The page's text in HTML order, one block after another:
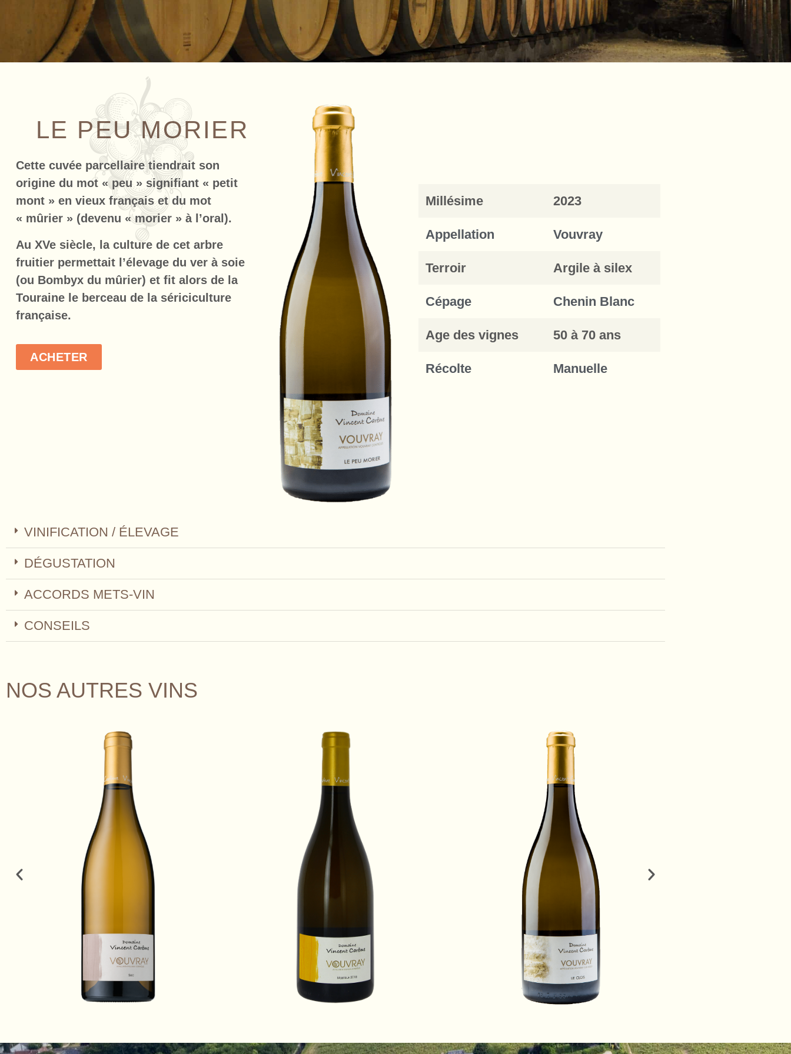
LE PEU MORIER
Cette cuvée parcellaire tiendrait son
origine du mot « peu » signifiant « petit
mont » en vieux français et du mot
« mûrier » (devenu « morier » à l’oral).
Au XVe siècle, la culture de cet arbre
fruitier permettait l’élevage du ver à soie
(ou Bombyx du mûrier) et fit alors de la
Touraine le berceau de la sériciculture
française.
ACHETER
Millésime 2023
Appellation Vouvray
Terroir Argile à silex
Cépage Chenin Blanc
Age des vignes 50 à 70 ans
Récolte Manuelle
VINIFICATION / ÉLEVAGE
DÉGUSTATION
ACCORDS METS-VIN
CONSEILS
NOS AUTRES VINS